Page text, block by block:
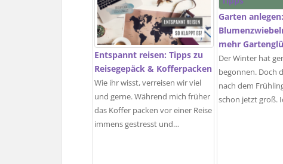
Entspannt reisen: Tipps zu
Reisegepäck & Kofferpacken
Wie ihr wisst, verreisen wir viel
und gerne. Während mich früher
das Koffer packen vor einer Reise
immens gestresst und…
Garten anlegen:
mehr
Der Winter hat
begonnen. Doch
nach dem
schon jetzt groß.